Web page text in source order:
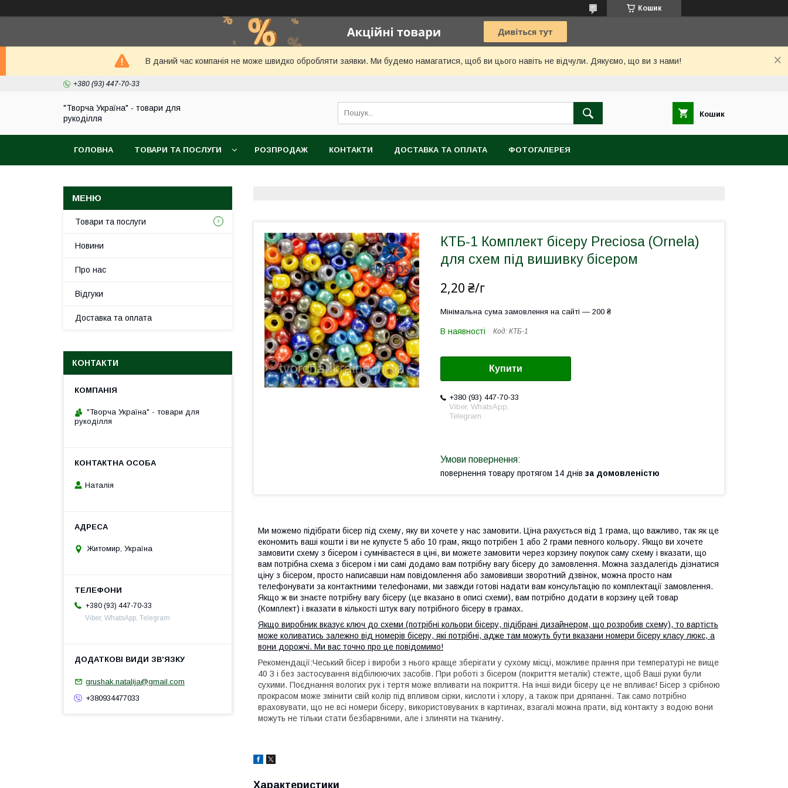
Кошик
В даний час компанія не може швидко обробляти заявки. Ми будемо намагатися, щоб ви цього навіть не відчули. Дякуємо, що ви з нами!
+380 (93) 447-70-33
"Творча Україна" - товари для
рукоділля
Кошик
ГОЛОВНА ТОВАРИ ТА ПОСЛУГИ РОЗПРОДАЖ КОНТАКТИ ДОСТАВКА ТА ОПЛАТА ФОТОГАЛЕРЕЯ
КТБ-1 Комплект бісеру Preciosa (Ornela)
для схем під вишивку бісером
2,20 ₴/г
Мінімальна сума замовлення на сайті — 200 ₴
В наявності Код: КТБ-1
Купити
+380 (93) 447-70-33
Viber, WhatsApp,
Telegram
повернення товару протягом 14 днів за домовленістю
Ми можемо підібрати бісер під схему, яку ви хочете у нас замовити. Ціна рахується від 1 грама, що важливо, так як це
економить ваші кошти і ви не купуєте 5 або 10 грам, якщо потрібен 1 або 2 грами певного кольору. Якщо ви хочете
замовити схему з бісером і сумніваєтеся в ціні, ви можете замовити через корзину покупок саму схему і вказати, що
вам потрібна схема з бісером і ми самі додамо вам потрібну вагу бісеру до замовлення. Можна заздалегідь дізнатися
ціну з бісером, просто написавши нам повідомлення або замовивши зворотний дзвінок, можна просто нам
телефонувати за контактними телефонами, ми завжди готові надати вам консультацію по комплектації замовлення.
Якщо ж ви знаєте потрібну вагу бісеру (це вказано в описі схеми), вам потрібно додати в корзину цей товар
(Комплект) і вказати в кількості штук вагу потрібного бісеру в грамах.
Якщо виробник вказує ключ до схеми (потрібні кольори бісеру, підібрані дизайнером, що розробив схему), то вартість
може коливатись залежно від номерів бісеру, які потрібні, адже там можуть бути вказани номери бісеру класу люкс, а
вони дорожчі. Ми вас точно про це повідомимо!
Рекомендації:Чеський бісер і вироби з нього краще зберігати у сухому місці, можливе прання при температурі не вище
40 З і без застосування відбілюючих засобів. При роботі з бісером (покриття металік) стежте, щоб Ваші руки були
сухими. Поєднання вологих рук і тертя може впливати на покриття. На інші види бісеру це не впливає! Бісер з срібною
прокрасом може змінити свій колір під впливом сірки, кислоти і хлору, а також при дряпанні. Так само потрібно
враховувати, що не всі номери бісеру, використовуваних в картинах, взагалі можна прати, від контакту з водою вони
можуть не тільки стати безбарвними, але і злиняти на тканину.
Характеристики
Товари та послуги
Новини
Про нас
Відгуки
Доставка та оплата
КОНТАКТИ
"Творча Україна" - товари для
рукоділля
Наталія
Житомир, Україна
+380 (93) 447-70-33
Viber, WhatsApp, Telegram
grushak.natalija@gmail.com
+380934477033